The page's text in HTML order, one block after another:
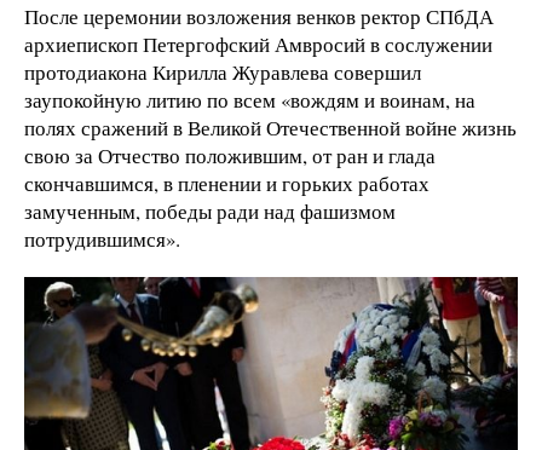
После церемонии возложения венков ректор СПбДА
архиепископ Петергофский Амвросий в сослужении
протодиакона Кирилла Журавлева совершил
заупокойную литию по всем «вождям и воинам, на
полях сражений в Великой Отечественной войне жизнь
свою за Отчество положившим, от ран и глада
скончавшимся, в пленении и горьких работах
замученным, победы ради над фашизмом
потрудившимся».